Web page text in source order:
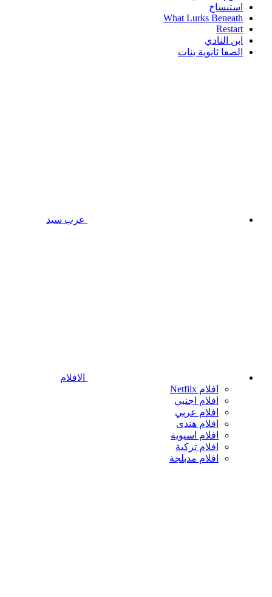
استنساخ
What Lurks Beneath
Restart
ابن النادي
الصفا ثانوية بنات
عرب سيد
الافلام
افلام Netfilx
افلام اجنبي
افلام عربي
افلام هندى
افلام اسيوية
افلام تركية
افلام مدبلجة